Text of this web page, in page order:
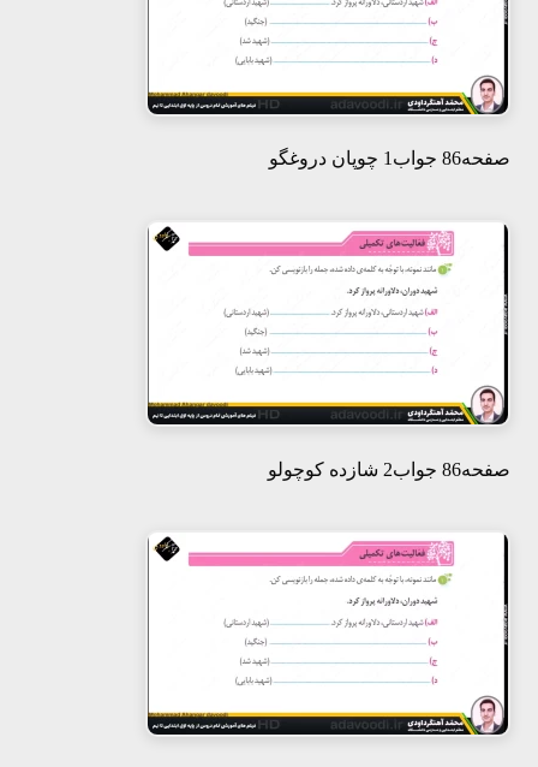
صفحه86 جواب1 چوپان دروغگو
صفحه86 جواب2 شازده کوچولو